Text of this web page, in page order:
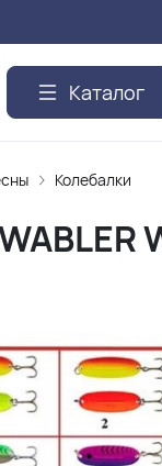
Каталог
Колебалки